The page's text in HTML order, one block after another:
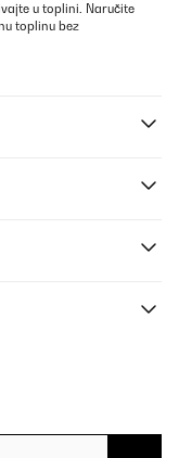
u toplini. Naručite
toplinu bez